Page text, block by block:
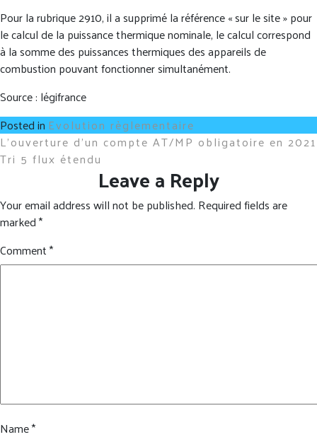
Pour la rubrique 2910, il a supprimé la référence « sur le site » pour
le calcul de la puissance thermique nominale, le calcul correspond
à la somme des puissances thermiques des appareils de
combustion pouvant fonctionner simultanément.
Source : légifrance
Posted in Evolution règlementaire
Post
navigation
L’ouverture d’un compte AT/MP obligatoire en 2021
Tri 5 flux étendu
Leave a Reply
Your email address will not be published. Required fields are
marked*
Comment*
Name*